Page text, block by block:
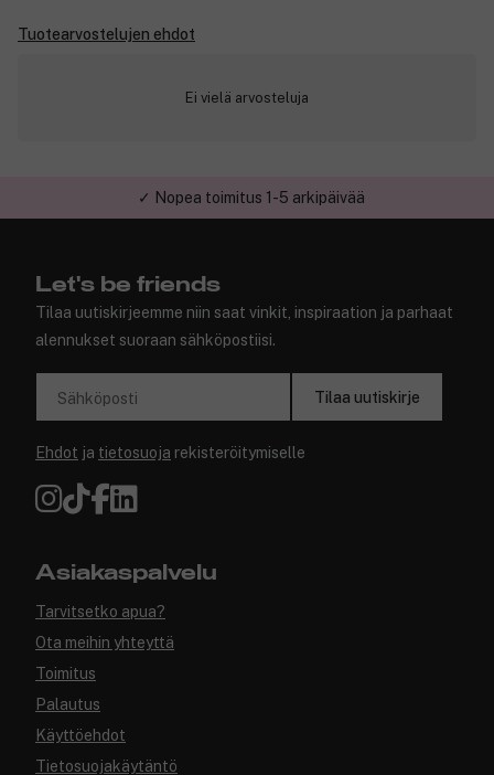
Tuotearvostelujen ehdot
Ei vielä arvosteluja
✓ Nopea toimitus 1-5 arkipäivää
Let's be friends
Tilaa uutiskirjeemme niin saat vinkit, inspiraation ja parhaat
alennukset suoraan sähköpostiisi.
Sähköposti Tilaa uutiskirje
Ehdot ja tietosuoja rekisteröitymiselle
Asiakaspalvelu
Tarvitsetko apua?
Ota meihin yhteyttä
Toimitus
Palautus
Käyttöehdot
Tietosuojakäytäntö